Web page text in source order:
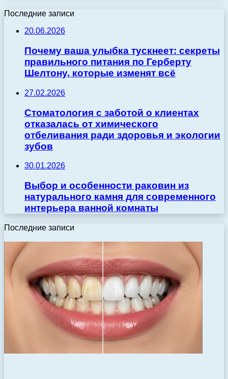
Последние записи
20.06.2026
Почему ваша улыбка тускнеет: секреты
правильного питания по Герберту
Шелтону, которые изменят всё
27.02.2026
Стоматология с заботой о клиентах
отказалась от химического
отбеливания ради здоровья и экологии
зубов
30.01.2026
Выбор и особенности раковин из
натурального камня для современного
интерьера ванной комнаты
Последние записи